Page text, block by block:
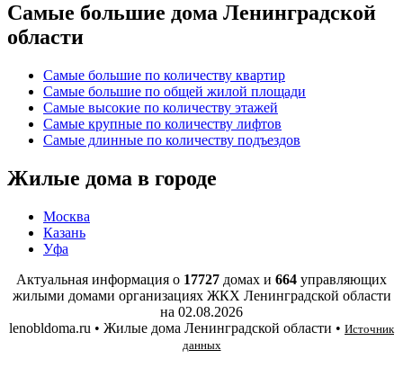
Самые большие дома Ленинградской
области
Самые большие по количеству квартир
Самые большие по общей жилой площади
Самые высокие по количеству этажей
Самые крупные по количеству лифтов
Самые длинные по количеству подъездов
Жилые дома в городе
Москва
Казань
Уфа
Актуальная информация о 17727 домах и 664 управляющих
жилыми домами организациях ЖКХ Ленинградской области
на 02.08.2026
lenobldoma.ru • Жилые дома Ленинградской области • Источник
данных